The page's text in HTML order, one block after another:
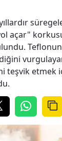
açar"
teşvik etmek